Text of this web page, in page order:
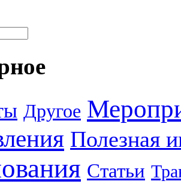
Другое
Полезная
Статьи